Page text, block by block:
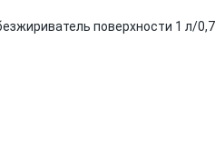
поверхности 1 л/